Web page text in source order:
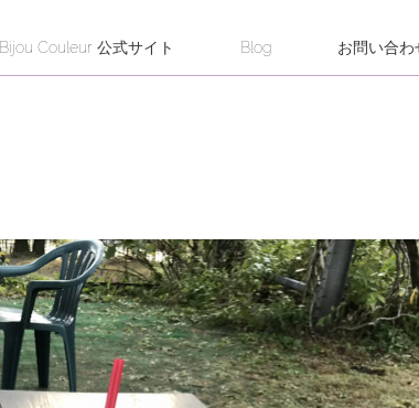
Bijou Couleur 公式サイト Blog お問い合わ